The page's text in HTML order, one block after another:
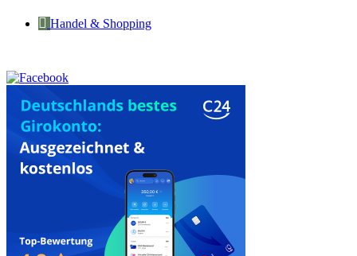
Handel & Shopping